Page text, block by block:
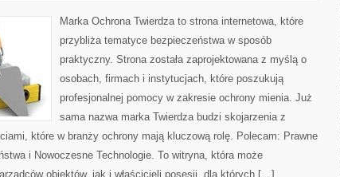
Marka Ochrona Twierdza to strona internetowa, które
przybliża tematyce bezpieczeństwa w sposób
praktyczny. Strona została zaprojektowana z myślą o
osobach, firmach i instytucjach, które poszukują
profesjonalnej pomocy w zakresie ochrony mienia. Już
sama nazwa marka Twierdza budzi skojarzenia z
które w branży ochrony mają kluczową rolę. Polecam: Prawne
i Nowoczesne Technologie. To witryna, która może
obiektów, jak i właścicieli posesji, dla których […]